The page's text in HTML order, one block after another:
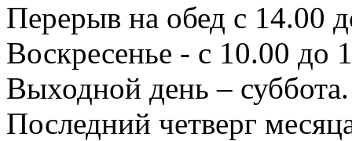
Перерыв на обед с 14.00
Воскресенье - с 10.00 до
Выходной день – суббота.
Последний четверг